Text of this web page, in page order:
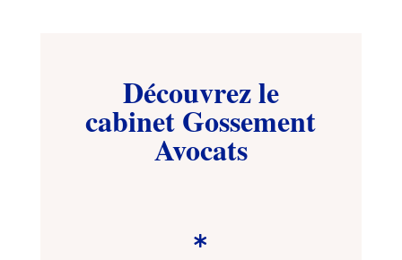
Découvrez le
cabinet Gossement
Avocats
